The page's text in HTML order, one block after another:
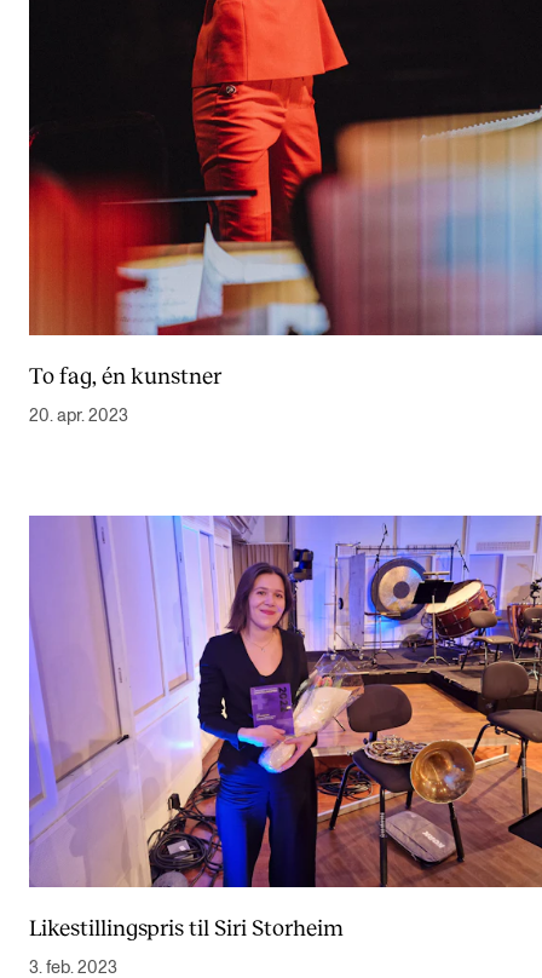
Studentutvalet SUT
Biblioteket
Hvem gjør hva i administrasjonen?
To fag, én kunstner
20. apr. 2023
Likestillingspris til Siri Storheim
3. feb. 2023